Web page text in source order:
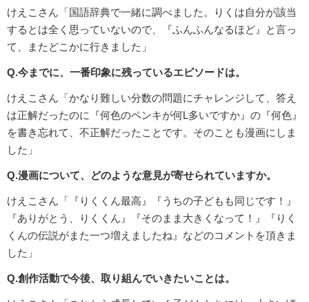
けえこさん「国語辞典で一緒に調べました。りくは自分が該当
するとは全く思っていないので、『ふんふんなるほど』と言っ
て、またどこかに行きました」
Q.今までに、一番印象に残っているエピソードは。
けえこさん「かなり難しい分数の問題にチャレンジして、答え
は正解だったのに『何色のペンキが何L多いですか』の『何色』
を書き忘れて、不正解だったことです。そのことも漫画にしま
した」
Q.漫画について、どのような意見が寄せられていますか。
けえこさん「『りくくん最高』『うちの子どもも同じです！』
『ありがとう、りくくん』『そのまま大きくなって！』『りく
くんの伝説がまた一つ増えましたね』などのコメントを頂きま
した」
Q.創作活動で今後、取り組んでいきたいことは。